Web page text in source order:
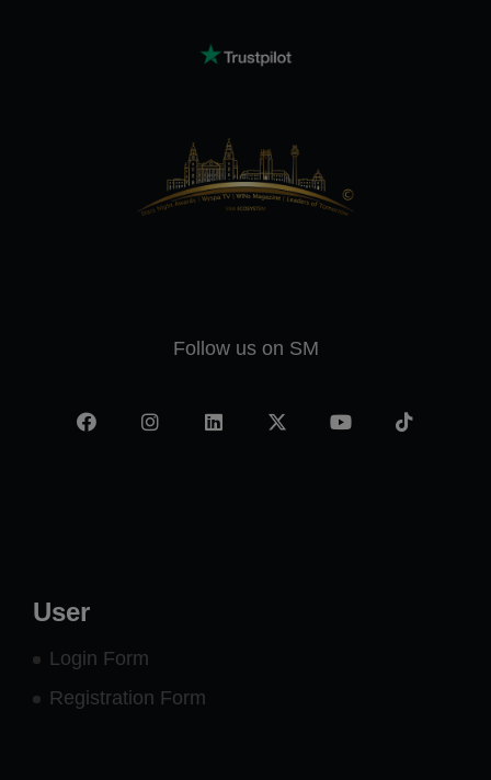
Follow us on SM
FacebookInstagramLinkedIn YouTubeTikTok
User
Login Form
Registration Form